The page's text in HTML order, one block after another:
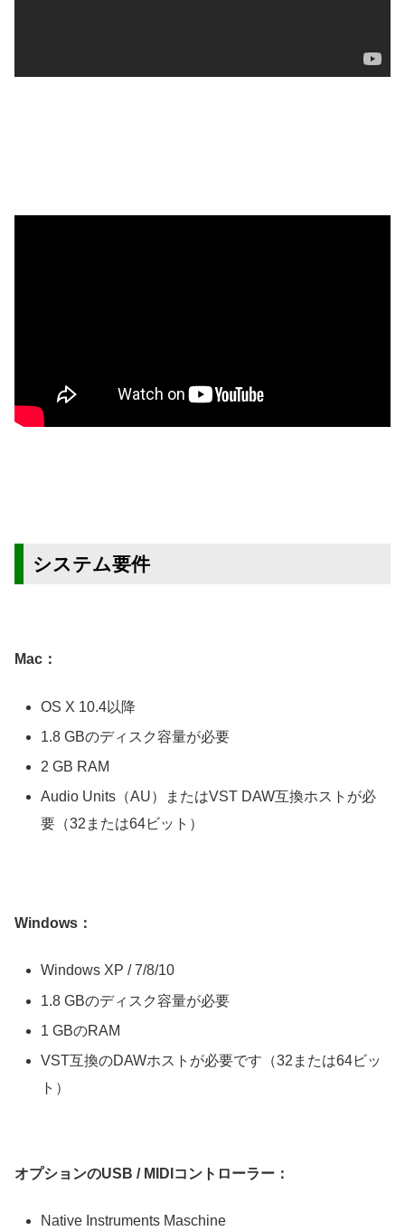
システム要件
Mac：
OS X 10.4以降
1.8 GBのディスク容量が必要
2 GB RAM
Audio Units（AU）またはVST DAW互換ホストが必
要（32または64ビット）
Windows：
Windows XP / 7/8/10
1.8 GBのディスク容量が必要
1 GBのRAM
VST互換のDAWホストが必要です（32または64ビッ
ト）
オプションのUSB / MIDIコントローラー：
Native Instruments Maschine